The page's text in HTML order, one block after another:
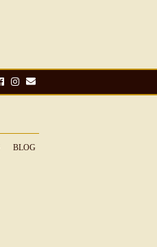
BLOG